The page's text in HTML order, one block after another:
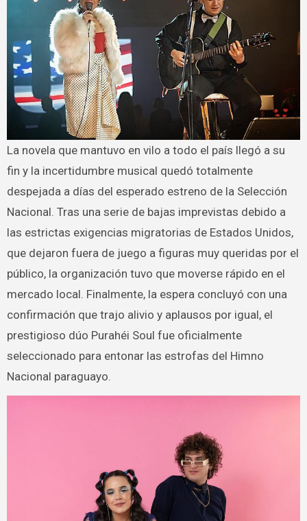
La novela que mantuvo en vilo a todo el país llegó a su
fin y la incertidumbre musical quedó totalmente
despejada a días del esperado estreno de la Selección
Nacional. Tras una serie de bajas imprevistas debido a
las estrictas exigencias migratorias de Estados Unidos,
que dejaron fuera de juego a figuras muy queridas por el
público, la organización tuvo que moverse rápido en el
mercado local. Finalmente, la espera concluyó con una
confirmación que trajo alivio y aplausos por igual, el
prestigioso dúo Purahéi Soul fue oficialmente
seleccionado para entonar las estrofas del Himno
Nacional paraguayo.